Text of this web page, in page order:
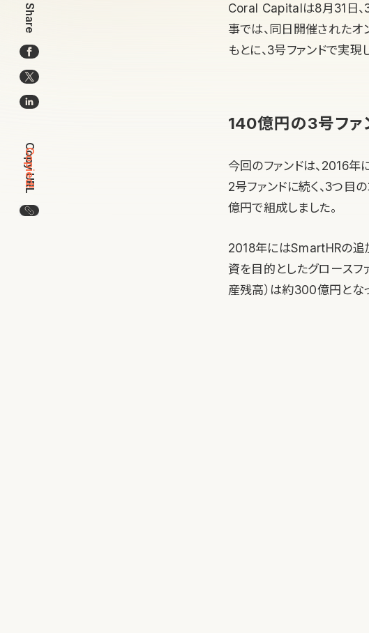
Share
Copy URL
Copied!
この記事のURLをコピー
Coral Capitalは8月31日、
事では、同日開催された
もとに、3号ファンドで実
140億円の3号ファ
今回のファンドは、2016
2号ファンドに続く、3つ目
億円で組成しました。
2018年にはSmartHRの追
資を目的としたグロースフ
産残高）は約300億円とな